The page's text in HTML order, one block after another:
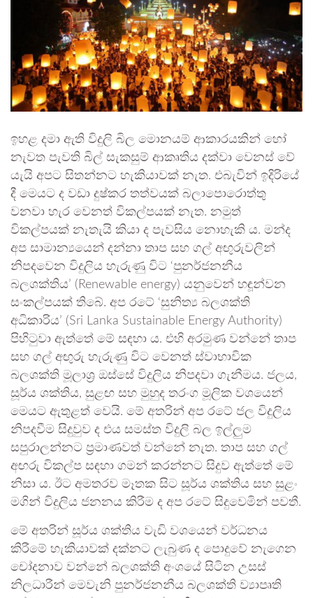
ඉහළ දමා ඇති විදුලි බිල මොනයම් ආකාරයකින් හෝ
නැවත පැවති බිල් සැකසුම් ආකෘතිය දක්වා වෙනස් වේ
යැයි අපට සිතන්නට හැකියාවක් නැත. එබැවින් ඉදිරියේ
දී මෙයට ද වඩා දුෂ්කර තත්වයක් බලාපොරොත්තු
වනවා හැර වෙනත් විකල්පයක් නැත. නමුත්
විකල්පයක් නැතැයි කියා ද පැවසිය නොහැකි ය. මන්ද
අප සාමාන්‍යයෙන් දන්නා තාප සහ ගල් අඟුරුවලින්
නිපදවෙන විදුලිය හැරුණු විට ‘පුනර්ජනනීය
බලශක්තිය’ (Renewable energy) යනුවෙන් හඳූන්වන
සංකල්පයක් තිබේ. අප රටේ ‘සුනිත්‍ය බලශක්ති
අධිකාරිය’ (Sri Lanka Sustainable Energy Authority)
පිහිටුවා ඇත්තේ මේ සඳහා ය. එහි අරමුණ වන්නේ තාප
සහ ගල් අඟුරු හැරුණු විට වෙනත් ස්වාභාවික
බලශක්ති මූලාශ්‍ර ඔස්සේ විදුලිය නිපදවා ගැනීමය. ජලය,
සූර්ය ශක්තිය, සුළඟ සහ මුහුද තරංග මූලික වශයෙන්
මෙයට ඇතුළත් වෙයි. මේ අතරින් අප රටේ ජල විදුලිය
නිපදවීම සිදුවුව ද එය සමස්ත විදුලි බල ඉල්ලුම
සපුරාලන්නට ප්‍රමාණවත් වන්නේ නැත. තාප සහ ගල්
අඟරු විකල්ප සඳහා ගමන් කරන්නට සිදුව ඇත්තේ මේ
නිසා ය. ඊට අමතරව මෑතක සිට සූර්ය ශක්තිය සහ සුළං
මගින් විදුලිය ජනනය කිරීම ද අප රටේ සිදුවෙමින් පවතී.
මේ අතරින් සූර්ය ශක්තිය වැඩි වශයෙන් වර්ධනය
කිරීමේ හැකියාවක් දක්නට ලැබුණ ද පොදුවේ නැගෙන
චෝදනාව වන්නේ බලශක්ති අංශයේ සිටින උසස්
නිලධාරීන් මෙවැනි පුනර්ජනනීය බලශක්ති ව්‍යාපෘති